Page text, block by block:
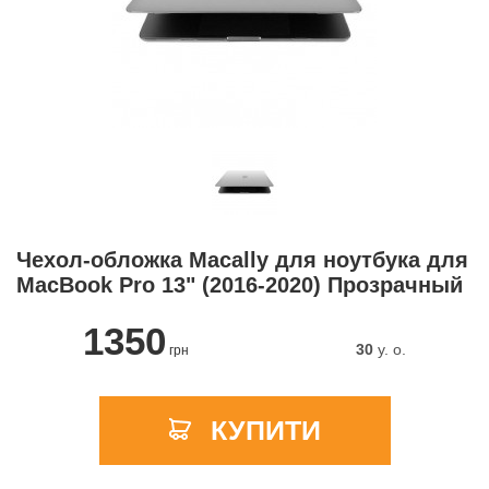
Чехол-обложка Macally для ноутбука для
MacBook Pro 13" (2016-2020) Прозрачный
1350 грн 30y. о.
КУПИТИ